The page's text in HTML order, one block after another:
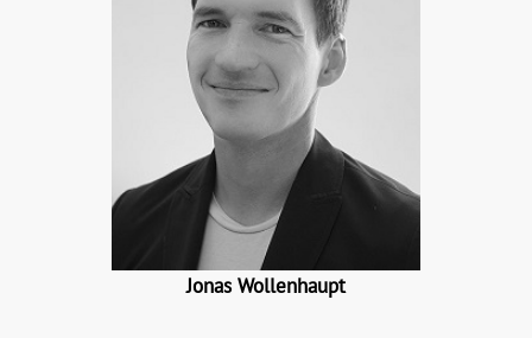
Details
Buch:
eBook: 16,99 €
Jonas Wollenhaupt